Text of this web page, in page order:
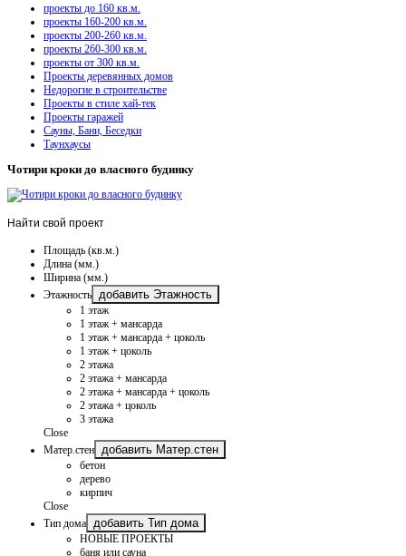
проекты до 160 кв.м.
проекты 160-200 кв.м.
проекты 200-260 кв.м.
проекты 260-300 кв.м.
проекты от 300 кв.м.
Проекты деревянных домов
Недорогие в строительстве
Проекты в стиле хай-тек
Проекты гаражей
Сауны, Бани, Беседки
Таунхаусы
Чотири кроки до власного будинку
Найти свой проект
Площадь (кв.м.)
Длина (мм.)
Ширина (мм.)
Этажность
добавить Этажность
1 этаж
1 этаж + мансарда
1 этаж + мансарда + цоколь
1 этаж + цоколь
2 этажа
2 этажа + мансарда
2 этажа + мансарда + цоколь
2 этажа + цоколь
3 этажа
Close
Матер.стен
добавить Матер.стен
бетон
дерево
кирпич
Close
Тип дома
добавить Тип дома
НОВЫЕ ПРОЕКТЫ
баня или сауна